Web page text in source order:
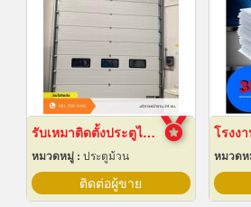
รับเหมาติดตั้งประตูไฮสปีดดอร์
หมวดหมู่ : ประตูม้วน
ติดต่อผู้ขาย
หมวดห